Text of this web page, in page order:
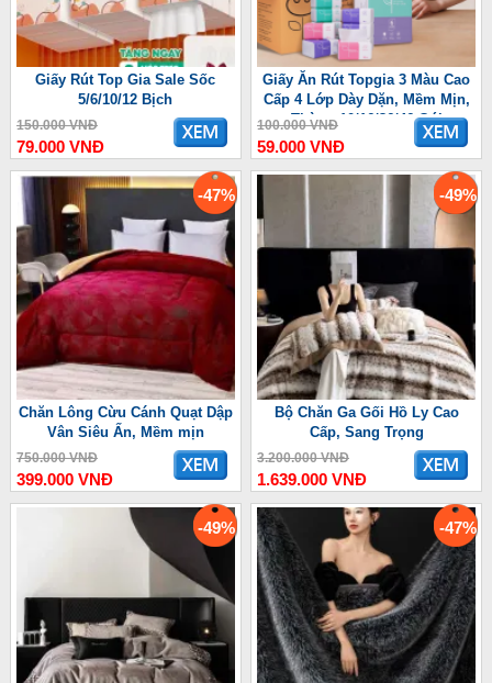
Giấy Rút Top Gia Sale Sốc
5/6/10/12 Bịch
150.000 VNĐ
79.000 VNĐ
Giấy Ăn Rút Topgia 3 Màu Cao
Cấp 4 Lớp Dày Dặn, Mềm Mịn,
Thùng 10/16/36/46 Gói
100.000 VNĐ
59.000 VNĐ
-47%
Chăn Lông Cừu Cánh Quạt Dập
Vân Siêu Ấn, Mềm mịn
750.000 VNĐ
399.000 VNĐ
-49%
Bộ Chăn Ga Gối Hồ Ly Cao
Cấp, Sang Trọng
3.200.000 VNĐ
1.639.000 VNĐ
-49% -47%